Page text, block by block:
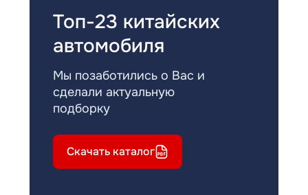
Топ-23 китайских
автомобиля
Мы позаботились о Вас и
сделали актуальную
подборку
Скачать каталог